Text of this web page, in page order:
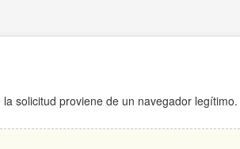
solicitud proviene de un navegador legítimo.